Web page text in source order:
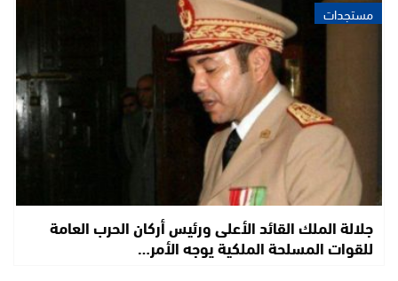
مستجدات
جلالة الملك القائد الأعلى ورئيس أركان الحرب العامة
للقوات المسلحة الملكية يوجه الأمر…